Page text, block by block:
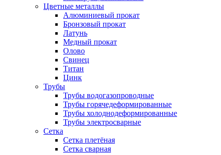
Цветные металлы
Алюминиевый прокат
Бронзовый прокат
Латунь
Медный прокат
Олово
Свинец
Титан
Цинк
Трубы
Трубы водогазопроводные
Трубы горячедеформированные
Трубы холоднодеформированные
Трубы электросварные
Сетка
Сетка плетёная
Сетка сварная